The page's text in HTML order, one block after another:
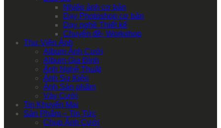
Nhiếp ảnh cơ bản
Dạy Photoshop cơ bản
Dạy nghề Thiết kế
Chuyên đề- Workshop
Thư Viện Ảnh
Album Ảnh Cưới
Album Gia Đình
Ảnh Nghệ Thuật
Ảnh Sự Kiện
Ảnh Sản phẩm
Váy Cưới
Tin Khuyến Mại
Sản Phẩm – Tin Tức
Chụp Ảnh Cưới